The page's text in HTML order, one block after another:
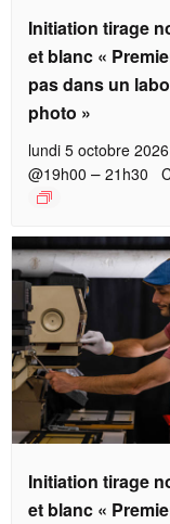
Initiation tirage
et blanc «
pas dans un labo
photo »
lundi 5 octobre 2026
@19h00 –21h30
Initiation tirage
et blanc «